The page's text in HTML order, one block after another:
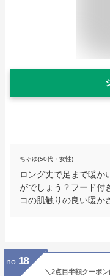
ちゃゆ(50代・女性)
ロング丈で足まで暖か
がでしょう？フード付
コの肌触りの良い暖か
no. 18